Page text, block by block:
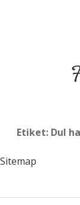
Etiket: Dul
Sitemap